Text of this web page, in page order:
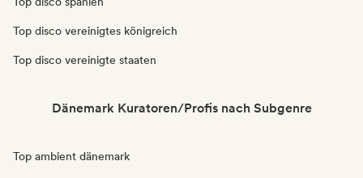
Top disco vereinigtes königreich
Top disco vereinigte staaten
Dänemark Kuratoren/Profis nach Subgenre
Top ambient dänemark